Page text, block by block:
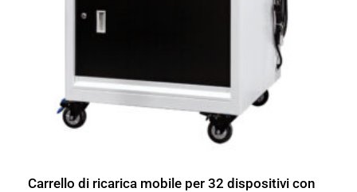
Carrello di ricarica mobile per 32 dispositivi con